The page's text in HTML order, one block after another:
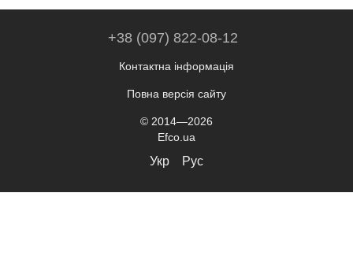
+38 (097) 822-08-12
Контактна інформація
Повна версія сайту
© 2014—2026
Efco.ua
Укр Рус